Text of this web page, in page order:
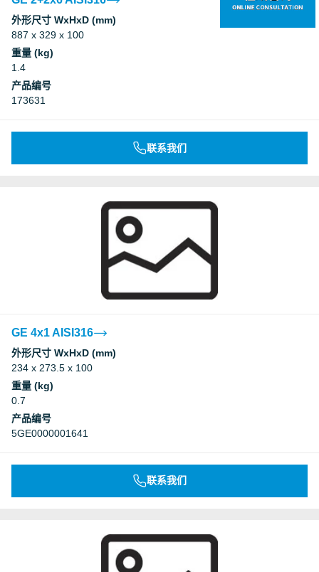
外形尺寸 WxHxD (mm)
887 x 329 x 100
重量 (kg)
1.4
产品编号
173631
联系我们
GE 4x1 AISI316
外形尺寸 WxHxD (mm)
234 x 273.5 x 100
重量 (kg)
0.7
产品编号
5GE0000001641
联系我们